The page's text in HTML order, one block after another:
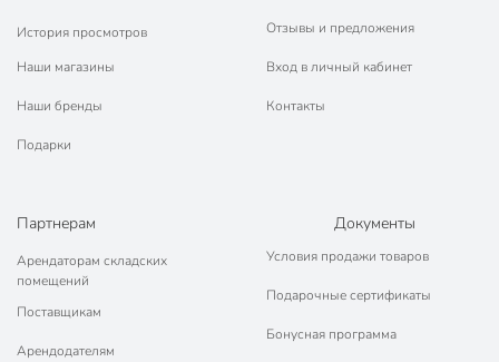
История просмотров
Наши магазины
Наши бренды
Подарки
Отзывы и предложения
Вход в личный кабинет
Контакты
Партнерам
Арендаторам складских
помещений
Поставщикам
Арендодателям
Документы
Условия продажи товаров
Подарочные сертификаты
Бонусная программа